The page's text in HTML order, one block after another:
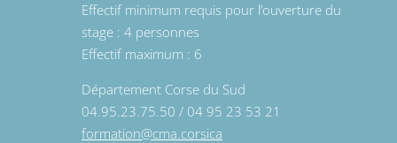
Effectif minimum requis pour l’ouverture du
stage : 4 personnes
Effectif maximum : 6
Département Corse du Sud
04.95.23.75.50 / 04 95 23 53 21
formation@cma.corsica